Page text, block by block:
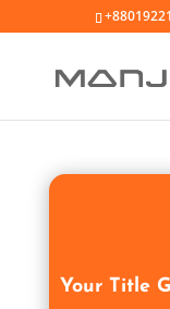
Your Title